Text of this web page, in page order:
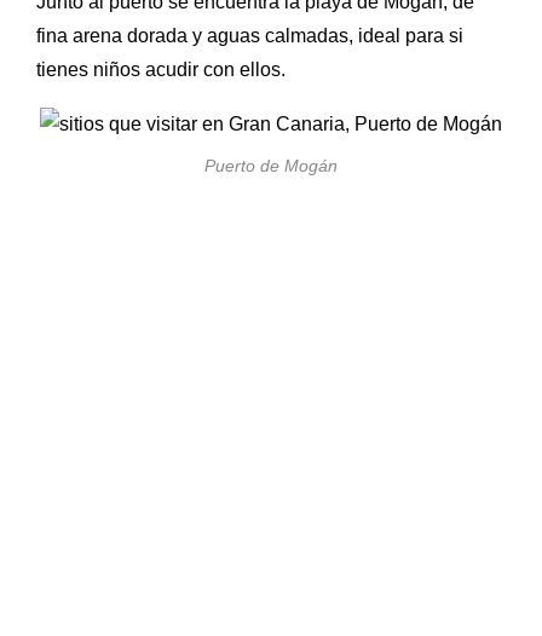
fina arena dorada y aguas calmadas, ideal para si
tienes niños acudir con ellos.
Puerto de Mogán